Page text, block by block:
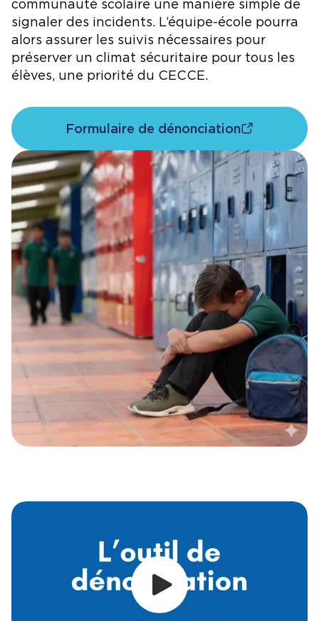
communauté scolaire une manière simple de
signaler des incidents. L’équipe-école pourra
alors assurer les suivis nécessaires pour
préserver un climat sécuritaire pour tous les
élèves, une priorité du CECCE.
Formulaire de dénonciation
L'outil de